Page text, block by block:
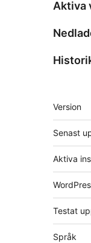
Aktiva
Meta
Version
Senast
Aktiva
Testat
Språk